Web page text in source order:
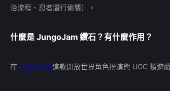
治流程、忍者潛行偷襲）。
什麼是 JungoJam 鑽石 ？有什麼作用？
在JungoJam這款開放世界角色扮演與 UGC 類遊